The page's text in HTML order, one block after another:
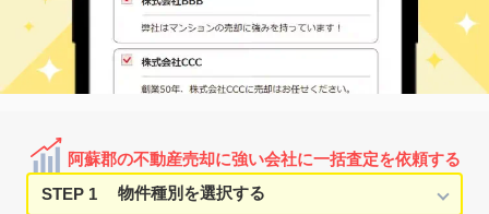
阿蘇郡の不動産売却に強い会社に一括査定を依頼する
STEP 1